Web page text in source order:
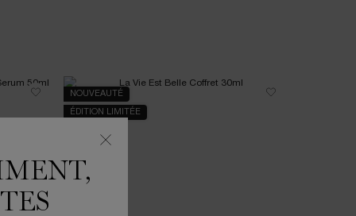
NOUVEAUTÉ
ÉDITION LIMITÉE